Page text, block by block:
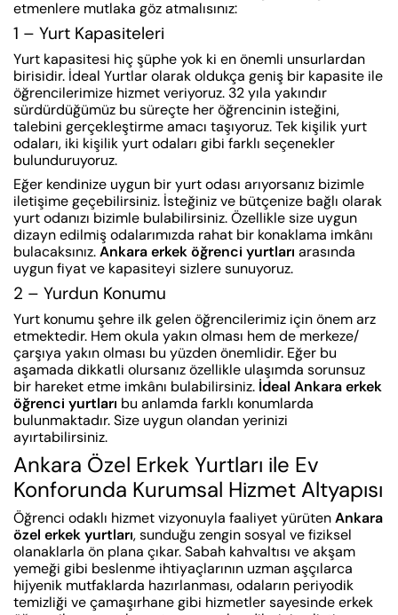
etmenlere mutlaka göz atmalısınız:
1 – Yurt Kapasiteleri
Yurt kapasitesi hiç şüphe yok ki en önemli unsurlardan
birisidir. İdeal Yurtlar olarak oldukça geniş bir kapasite ile
öğrencilerimize hizmet veriyoruz. 32 yıla yakındır
sürdürdüğümüz bu süreçte her öğrencinin isteğini,
talebini gerçekleştirme amacı taşıyoruz. Tek kişilik yurt
odaları, iki kişilik yurt odaları gibi farklı seçenekler
bulunduruyoruz.
Eğer kendinize uygun bir yurt odası arıyorsanız bizimle
iletişime geçebilirsiniz. İsteğiniz ve bütçenize bağlı olarak
yurt odanızı bizimle bulabilirsiniz. Özellikle size uygun
dizayn edilmiş odalarımızda rahat bir konaklama imkânı
bulacaksınız.Ankara erkek öğrenci yurtları arasında
uygun fiyat ve kapasiteyi sizlere sunuyoruz.
2 – Yurdun Konumu
Yurt konumu şehre ilk gelen öğrencilerimiz için önem arz
etmektedir. Hem okula yakın olması hem de merkeze/
çarşıya yakın olması bu yüzden önemlidir. Eğer bu
aşamada dikkatli olursanız özellikle ulaşımda sorunsuz
bir hareket etme imkânı bulabilirsiniz. İdeal Ankara erkek
öğrenci yurtları bu anlamda farklı konumlarda
bulunmaktadır. Size uygun olandan yerinizi
ayırtabilirsiniz.
Ankara Özel Erkek Yurtları ile Ev
Konforunda Kurumsal Hizmet Altyapısı
Öğrenci odaklı hizmet vizyonuyla faaliyet yürütenAnkara
özel erkek yurtları, sunduğu zengin sosyal ve fiziksel
olanaklarla ön plana çıkar. Sabah kahvaltısı ve akşam
yemeği gibi beslenme ihtiyaçlarının uzman aşçılarca
hijyenik mutfaklarda hazırlanması, odaların periyodik
temizliği ve çamaşırhane gibi hizmetler sayesinde erkek